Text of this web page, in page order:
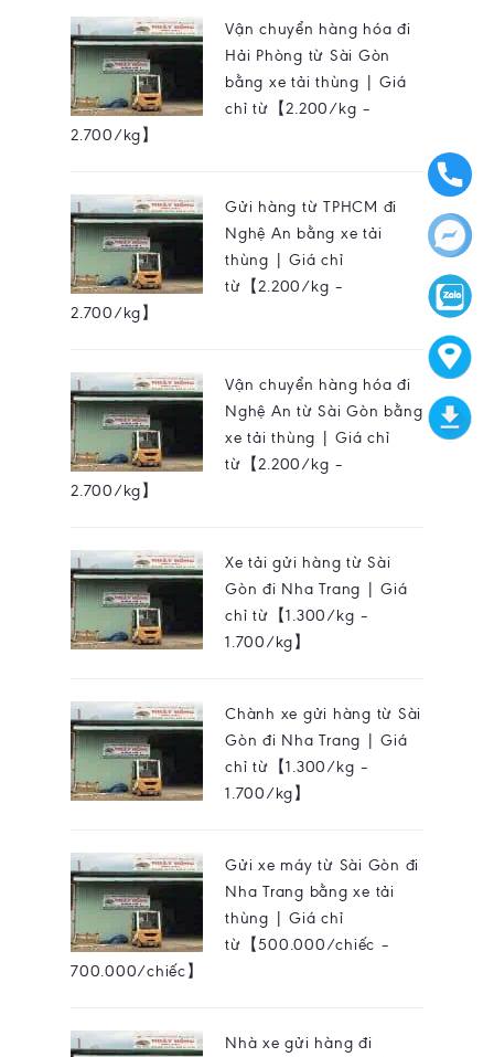
Vận chuyển hàng hóa đi
Hải Phòng từ Sài Gòn
bằng xe tải thùng | Giá
chỉ từ【2.200/kg –
2.700/kg】
Gửi hàng từ TPHCM đi
Nghệ An bằng xe tải
thùng | Giá chỉ
từ【2.200/kg –
2.700/kg】
Vận chuyển hàng hóa đi
Nghệ An từ Sài Gòn bằng
xe tải thùng | Giá chỉ
từ【2.200/kg –
2.700/kg】
Xe tải gửi hàng từ Sài
Gòn đi Nha Trang | Giá
chỉ từ【1.300/kg –
1.700/kg】
Chành xe gửi hàng từ Sài
Gòn đi Nha Trang | Giá
chỉ từ【1.300/kg –
1.700/kg】
Gửi xe máy từ Sài Gòn đi
Nha Trang bằng xe tải
thùng | Giá chỉ
từ【500.000/chiếc –
700.000/chiếc】
Nhà xe gửi hàng đi